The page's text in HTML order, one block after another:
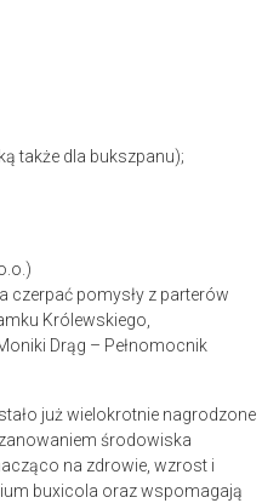
także dla bukszpanu);
pomysły z parterów
Królewskiego,
Drąg – Pełnomocnik
już wielokrotnie nagrodzone
środowiska
na zdrowie, wzrost i
buxicola oraz wspomagają